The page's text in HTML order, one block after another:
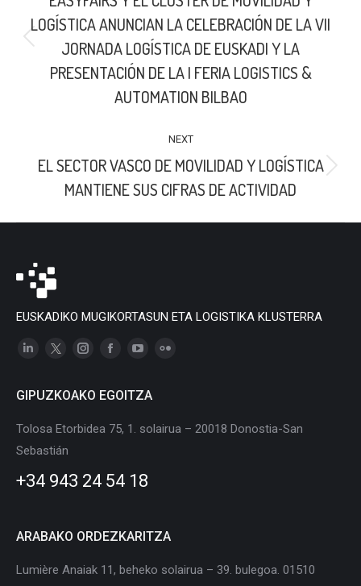
Previous
LOGÍSTICA ANUNCIAN LA CELEBRACIÓN DE LA VII
JORNADA LOGÍSTICA DE EUSKADI Y LA
PRESENTACIÓN DE LA I FERIA LOGISTICS &
AUTOMATION BILBAO
NEXT
Next
post:
EL SECTOR VASCO DE MOVILIDAD Y LOGÍSTICA
MANTIENE SUS CIFRAS DE ACTIVIDAD
EUSKADIKO MUGIKORTASUN ETA LOGISTIKA KLUSTERRA
Linkedin
opens
in
new
X
opens
in
new
Instagram
opens
in
opens
in
opens
GIPUZKOAKO EGOITZA
Tolosa Etorbidea 75, 1. solairua – 20018 Donostia-San
Sebastián
+34 943 24 54 18
ARABAKO ORDEZKARITZA
Lumière Anaiak 11, beheko solairua – 39. bulegoa. 01510